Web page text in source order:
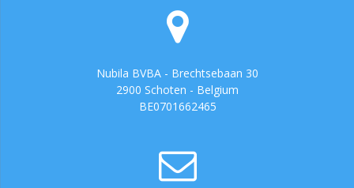
Nubila BVBA - Brechtsebaan 30
2900 Schoten - Belgium
BE0701662465